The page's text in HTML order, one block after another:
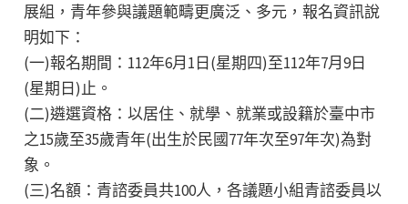
展組，青年參與議題範疇更廣泛、多元，報名資訊說
明如下：
(一)報名期間：112年6月1日(星期四)至112年7月9日
(星期日)止。
(二)遴選資格：以居住、就學、就業或設籍於臺中市
之15歲至35歲青年(出生於民國77年次至97年次)為對
象。
(三)名額：青諮委員共100人，各議題小組青諮委員以